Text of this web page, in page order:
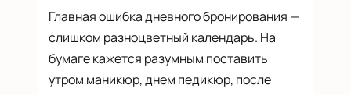
Главная ошибка дневного бронирования —
слишком разноцветный календарь. На
бумаге кажется разумным поставить
утром маникюр, днем педикюр, после